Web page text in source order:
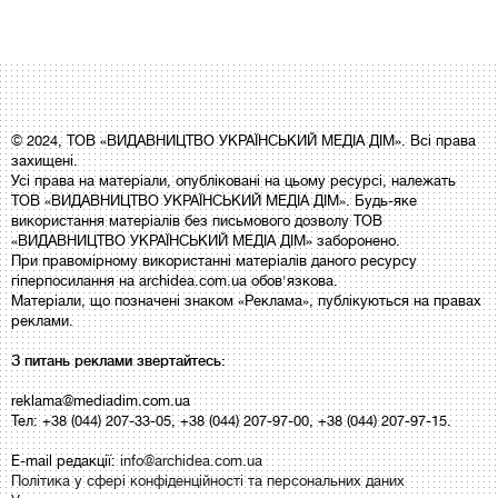
© 2024, ТОВ «ВИДАВНИЦТВО УКРАЇНСЬКИЙ МЕДІА ДІМ». Всі права
захищені.
Усі права на матеріали, опубліковані на цьому ресурсі, належать
ТОВ «ВИДАВНИЦТВО УКРАЇНСЬКИЙ МЕДІА ДІМ». Будь-яке
використання матеріалів без письмового дозволу ТОВ
«ВИДАВНИЦТВО УКРАЇНСЬКИЙ МЕДІА ДІМ» заборонено.
При правомірному використанні матеріалів даного ресурсу
гіперпосилання на archidea.com.ua обов'язкова.
Матеріали, що позначені знаком «Реклама», публікуються на правах
реклами.
З питань реклами звертайтесь:
reklama@mediadim.com.ua
Тел: +38 (044) 207-33-05, +38 (044) 207-97-00, +38 (044) 207-97-15.
E-mail редакції:info@archidea.com.ua
Політика у сфері конфіденційності та персональних даних